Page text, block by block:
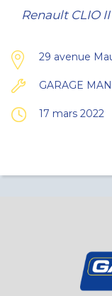
Renault CLIO II
29 avenue
GARAGE
17 mars 2022